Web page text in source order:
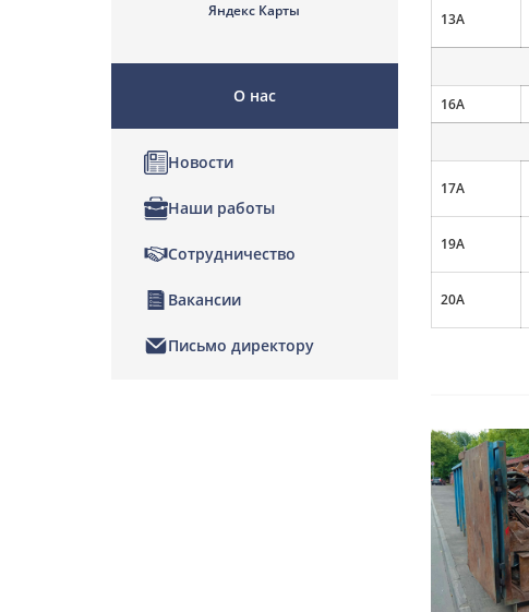
13А
16А
17А
19А
20А
Яндекс Карты
О нас
Новости
Наши работы
Сотрудничество
Вакансии
Письмо директору